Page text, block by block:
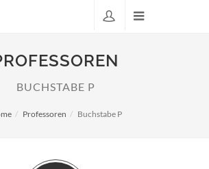
BUCHSTABE P
Professoren Buchstabe P